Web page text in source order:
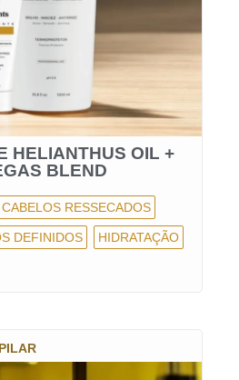
HELIANTHUS OIL +
BLEND
CABELOS RESSECADOS
DEFINIDOS HIDRATAÇÃO